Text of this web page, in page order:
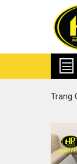
Trang